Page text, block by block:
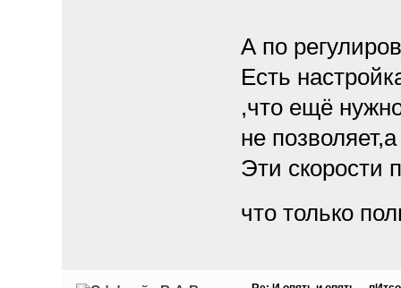
А по
Есть
,что ещё
не
Эти скорости
что только